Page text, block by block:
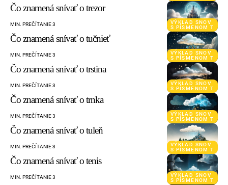
VÝKLAD SNOV
S PÍSMENOM T
Čo znamená snívať o trezor
MIN. PREČÍTANIE 3
VÝKLAD SNOV
S PÍSMENOM T
Čo znamená snívať o tučnieť
MIN. PREČÍTANIE 3
VÝKLAD SNOV
S PÍSMENOM T
Čo znamená snívať o trstina
MIN. PREČÍTANIE 3
VÝKLAD SNOV
S PÍSMENOM T
Čo znamená snívať o trnka
MIN. PREČÍTANIE 3
VÝKLAD SNOV
S PÍSMENOM T
Čo znamená snívať o tuleň
MIN. PREČÍTANIE 3
VÝKLAD SNOV
S PÍSMENOM T
Čo znamená snívať o tenis
MIN. PREČÍTANIE 3